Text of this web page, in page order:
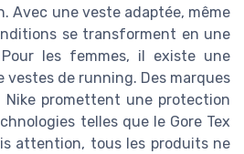
Avec une veste adaptée, même
se transforment en une
les femmes, il existe une
de running. Des marques
Nike promettent une protection
telles que le Gore Tex
attention, tous les produits ne